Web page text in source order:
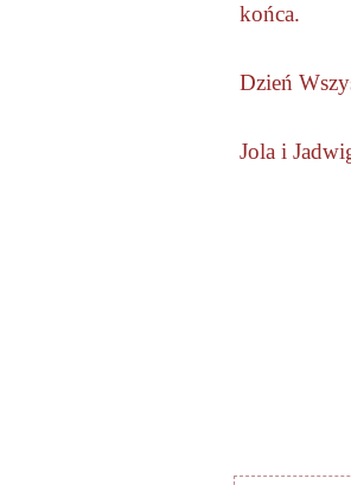
końca.
Dzień
Jola i